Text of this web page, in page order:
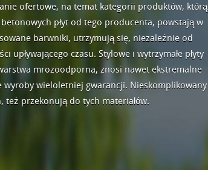
ofertowe, na temat kategorii produktów, którą
płyt od tego producenta, powstają w
barwniki, utrzymują się, niezależnie od
upływającego czasu. Stylowe i wytrzymałe płyty
mrozoodporna, znosi nawet ekstremalne
wieloletniej gwarancji. Nieskomplikowany
przekonują do tych materiałów.